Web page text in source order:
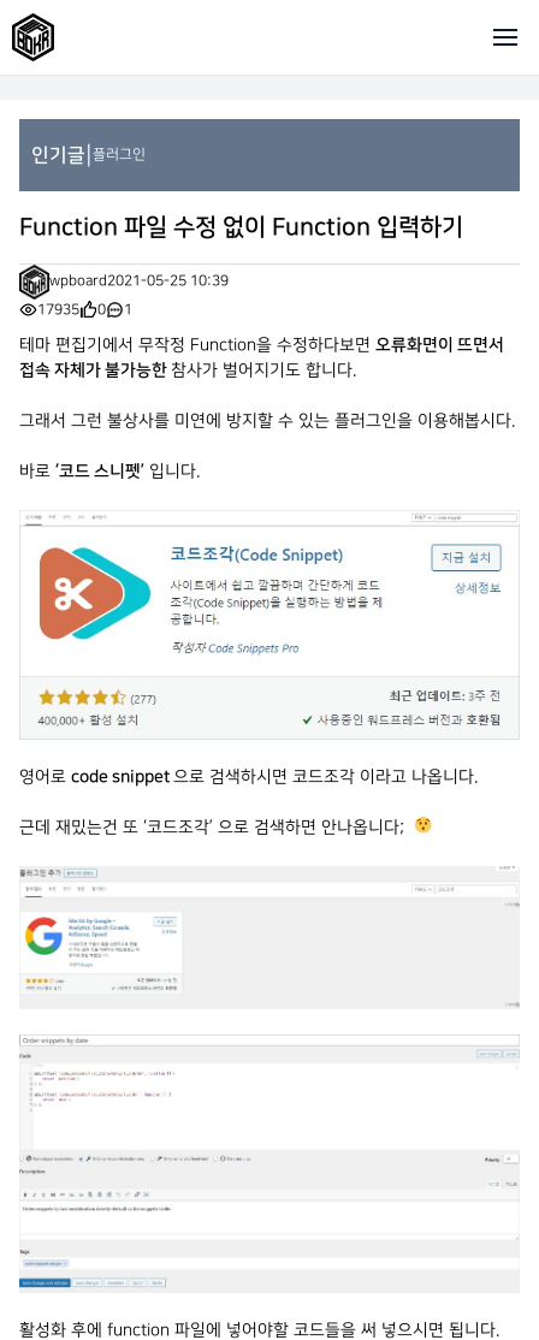
인기글 플러그인
Function 파일 수정 없이 Function 입력하기
wpboard2021-05-25 10:39
17935
0 1
테마 편집기에서 무작정 Function을 수정하다보면 오류화면이 뜨면서
접속 자체가 불가능한 참사가 벌어지기도 합니다.
그래서 그런 불상사를 미연에 방지할 수 있는 플러그인을 이용해봅시다.
바로 ‘코드 스니펫’ 입니다.
영어로 code snippet으로 검색하시면 코드조각 이라고 나옵니다.
근데 재밌는건 또 ‘코드조각’ 으로 검색하면 안나옵니다;
활성화 후에 function 파일에 넣어야할 코드들을 써 넣으시면 됩니다.